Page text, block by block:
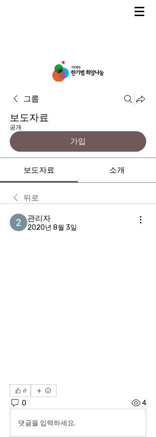
그룹
보도자료
공개
가입
보도자료 소개
뒤로
관리자
2020년 8월 3일
0
0 4
댓글을 입력하세요.